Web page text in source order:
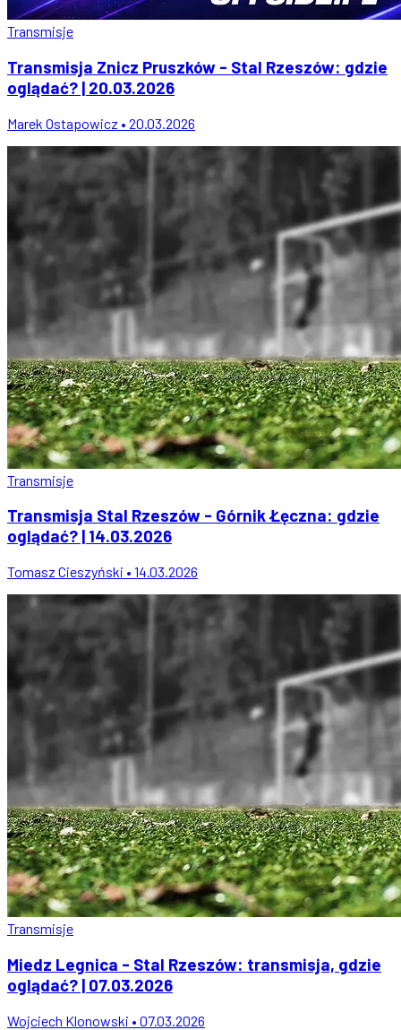
Transmisje
Transmisja Znicz Pruszków - Stal Rzeszów: gdzie
oglądać? | 20.03.2026
Marek Ostapowicz • 20.03.2026
Transmisje
Transmisja Stal Rzeszów - Górnik Łęczna: gdzie
oglądać? | 14.03.2026
Tomasz Cieszyński • 14.03.2026
Transmisje
Miedz Legnica - Stal Rzeszów: transmisja, gdzie
oglądać? | 07.03.2026
Wojciech Klonowski • 07.03.2026